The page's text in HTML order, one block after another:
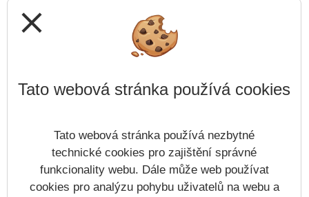
close
Tato webová stránka používá cookies
Tato webová stránka používá nezbytné
technické cookies pro zajištění správné
funkcionality webu. Dále může web používat
cookies pro analýzu pohybu uživatelů na webu a